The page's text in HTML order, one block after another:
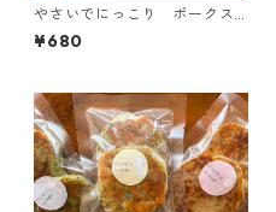
やさいでにっこり ポークス
トロガノフ
¥680